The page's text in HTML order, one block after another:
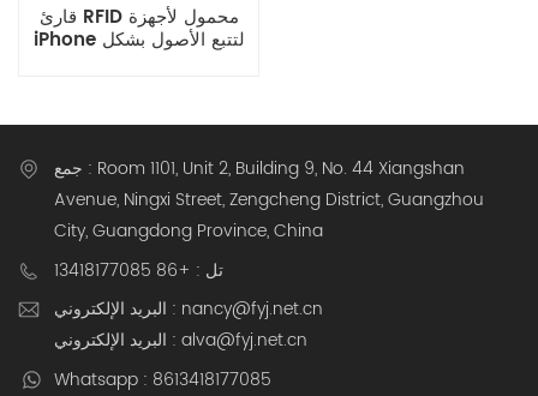
قارئ RFID محمول لأجهزة
iPhone لتتبع الأصول بشكل
جمع : Room 1101, Unit 2, Building 9, No. 44 Xiangshan
Avenue, Ningxi Street, Zengcheng District, Guangzhou
City, Guangdong Province, China
تل : +86 13418177085
البريد الإلكتروني : nancy@fyj.net.cn
البريد الإلكتروني : alva@fyj.net.cn
Whatsapp : 8613418177085